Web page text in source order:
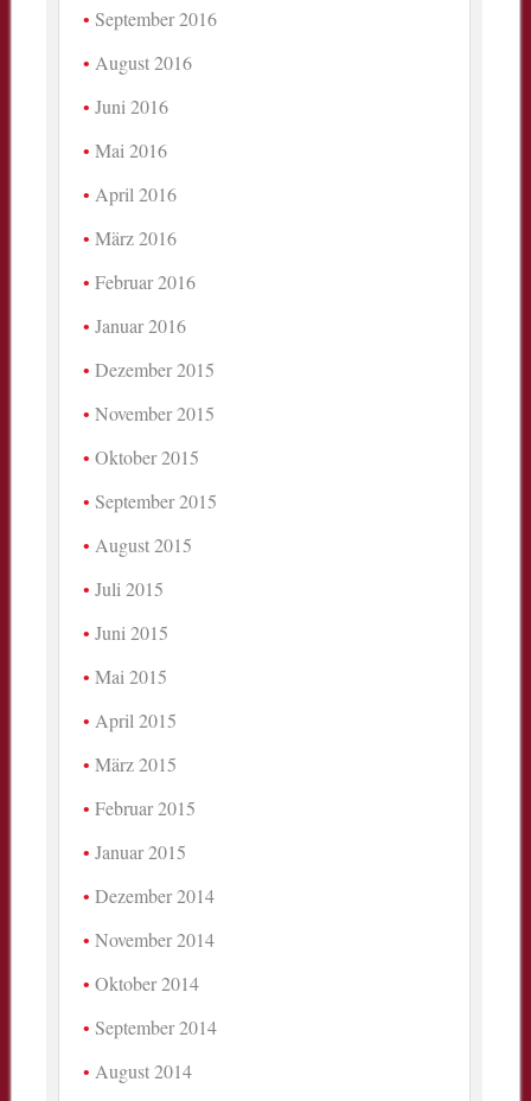
September 2016
August 2016
Juni 2016
Mai 2016
April 2016
März 2016
Februar 2016
Januar 2016
Dezember 2015
November 2015
Oktober 2015
September 2015
August 2015
Juli 2015
Juni 2015
Mai 2015
April 2015
März 2015
Februar 2015
Januar 2015
Dezember 2014
November 2014
Oktober 2014
September 2014
August 2014